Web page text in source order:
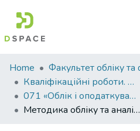
Communities
&
Collections
All of DSpace
Home
Кваліфікаційні роботи. Факультет обліку та фінансів
071 «Облік і оподаткування» - Магістри 2022-2023
Методика обліку та аналіз доходів і витрат фермерських господарств